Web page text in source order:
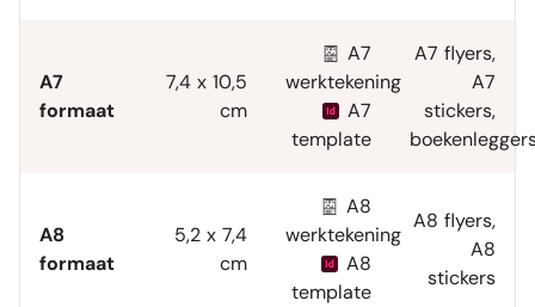
A7
formaat
7,4 x 10,5
cm
A7
werktekening
A7
template
A7 flyers,
A7
stickers,
A8
formaat
5,2 x 7,4
cm
A8
werktekening
A8
template
A8 flyers,
A8
stickers